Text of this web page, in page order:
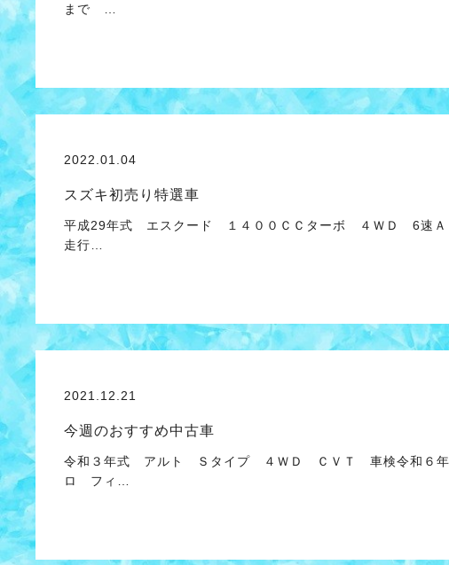
まで …
2022.01.04
スズキ初売り特選車
平成29年式 エスクード １４００ＣＣターボ ４ＷＤ 6速
走行…
2021.12.21
今週のおすすめ中古車
令和３年式 アルト Ｓタイプ ４ＷＤ ＣＶＴ 車検令和６年
ロ フィ…